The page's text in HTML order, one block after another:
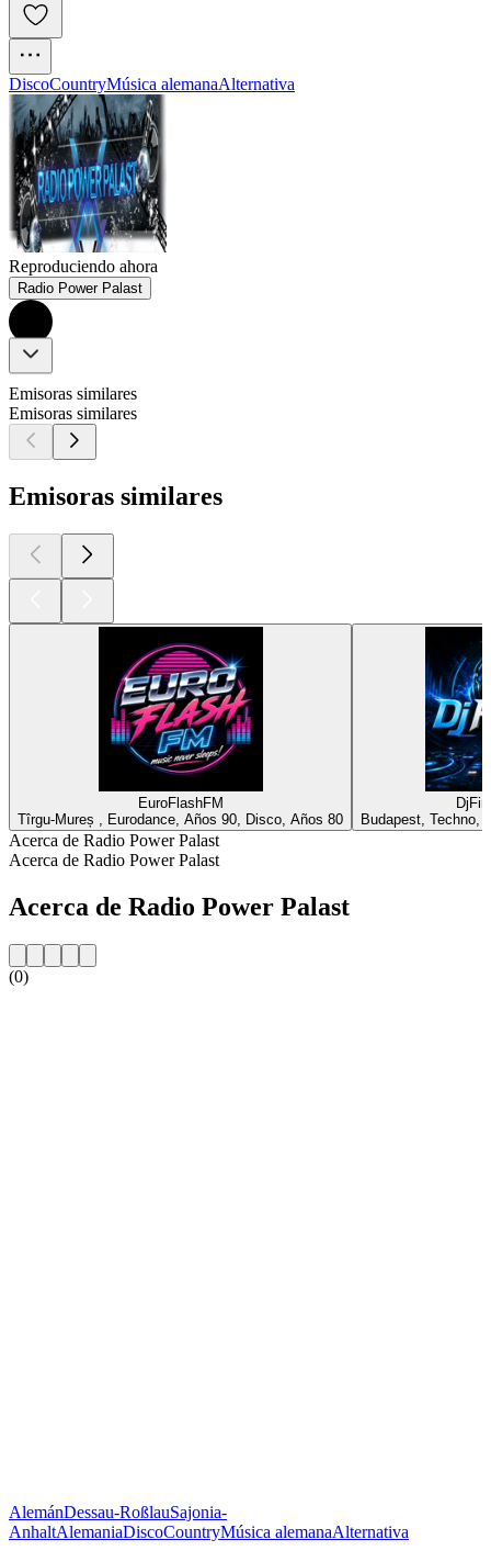
DiscoCountryMúsica alemanaAlternativa
Reproduciendo ahora
Radio Power Palast
Emisoras similares
Emisoras similares
Emisoras similares
EuroFlashFM
Tîrgu-Mureș , Eurodance, Años 90, Disco, Años 80
Budapest, Techno,
Acerca de Radio Power Palast
Acerca de Radio Power Palast
Acerca de Radio Power Palast
(0)
AlemánDessau-RoßlauSajonia-
AnhaltAlemaniaDiscoCountryMúsica alemanaAlternativa